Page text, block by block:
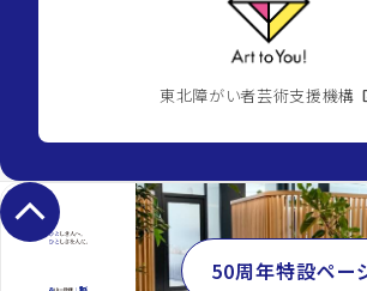
市
北
線/
泉
中
駅
4LDK
93.95m²
東北障がい者芸術支援機構
keyboard_arrow_up
50周年特設ペー